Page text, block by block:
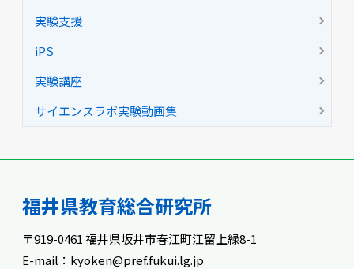
実験支援
iPS
実験講座
サイエンスラボ実験動画集
福井県教育総合研究所
〒919-0461 福井県坂井市春江町江留上緑8-1
E-mail：kyoken@pref.fukui.lg.jp